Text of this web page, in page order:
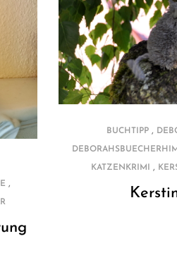
,
BUCHTIPP,
KATZENKRIMI ,